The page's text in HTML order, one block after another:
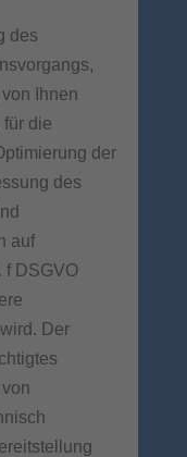
des
Ihnen
die
der
des
auf
f DSGVO
Der